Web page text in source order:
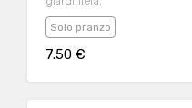
Solo pranzo
7.50 €